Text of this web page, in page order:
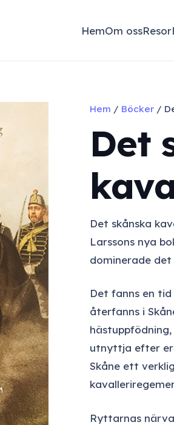
HemOm ossResor
Hem / Böcker /
Det
Det skånska
Larssons nya
dominerade
Det fanns en
återfanns i
utnyttja efter
Skåne ett
Ryttarnas